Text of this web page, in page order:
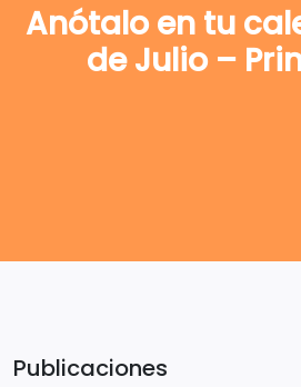
Anótalo en tu
de Julio –
Publicaciones